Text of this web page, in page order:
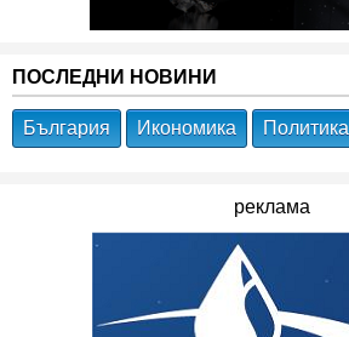
ПОСЛЕДНИ НОВИНИ
България Икономика Политика
реклама